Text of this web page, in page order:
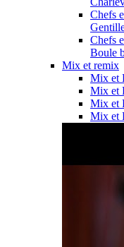
Chefs
Chefs
Boule
Mix et remix
Mix et
Mix et
Mix et
Mix et